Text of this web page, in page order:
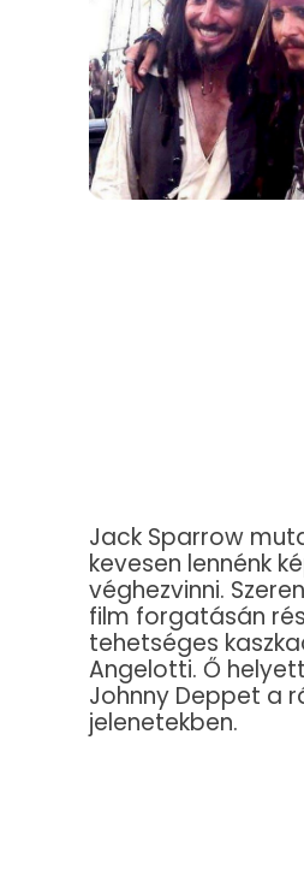
Jack Sparrow
kevesen lennénk
véghezvinni.
film forgatásán
tehetséges
Angelotti. Ő
Johnny Deppet a
jelenetekben.